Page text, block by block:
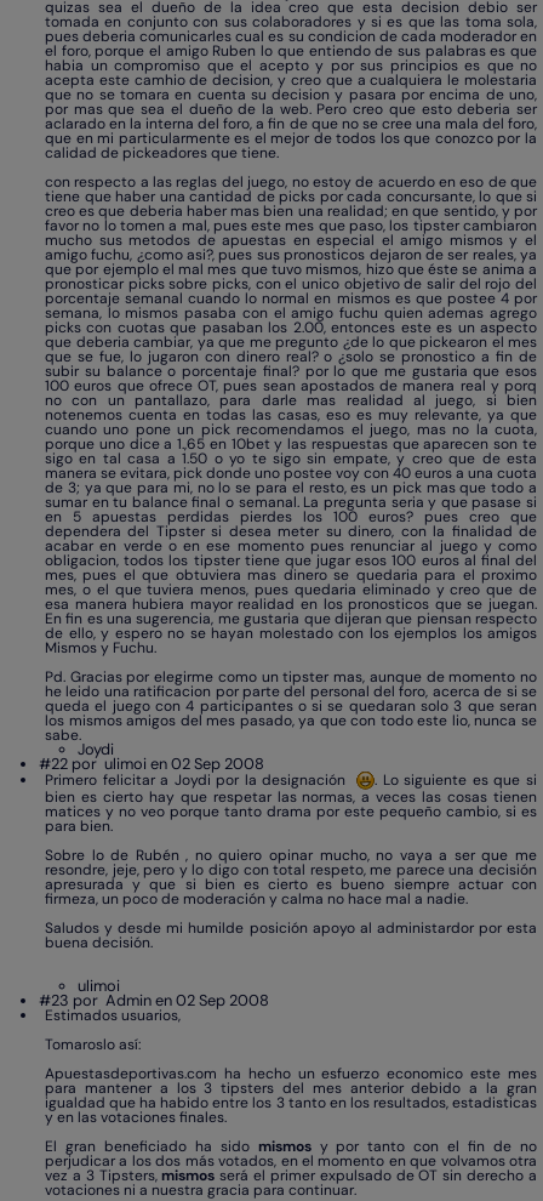
quizas sea el dueño de la idea creo que esta decision debio ser
tomada en conjunto con sus colaboradores y si es que las toma sola,
pues deberia comunicarles cual es su condicion de cada moderador en
el foro, porque el amigo Ruben lo que entiendo de sus palabras es que
habia un compromiso que el acepto y por sus principios es que no
acepta este camhio de decision, y creo que a cualquiera le molestaria
que no se tomara en cuenta su decision y pasara por encima de uno,
por mas que sea el dueño de la web. Pero creo que esto deberia ser
aclarado en la interna del foro, a fin de que no se cree una mala del foro,
que en mi particularmente es el mejor de todos los que conozco por la
calidad de pickeadores que tiene.
con respecto a las reglas del juego, no estoy de acuerdo en eso de que
tiene que haber una cantidad de picks por cada concursante, lo que si
creo es que deberia haber mas bien una realidad; en que sentido, y por
favor no lo tomen a mal, pues este mes que paso, los tipster cambiaron
mucho sus metodos de apuestas en especial el amigo mismos y el
amigo fuchu, ¿como asi?, pues sus pronosticos dejaron de ser reales, ya
que por ejemplo el mal mes que tuvo mismos, hizo que éste se anima a
pronosticar picks sobre picks, con el unico objetivo de salir del rojo del
porcentaje semanal cuando lo normal en mismos es que postee 4 por
semana, lo mismos pasaba con el amigo fuchu quien ademas agrego
picks con cuotas que pasaban los 2.00, entonces este es un aspecto
que deberia cambiar, ya que me pregunto ¿de lo que pickearon el mes
que se fue, lo jugaron con dinero real? o ¿solo se pronostico a fin de
subir su balance o porcentaje final? por lo que me gustaria que esos
100 euros que ofrece OT, pues sean apostados de manera real y porq
no con un pantallazo, para darle mas realidad al juego, si bien
notenemos cuenta en todas las casas, eso es muy relevante, ya que
cuando uno pone un pick recomendamos el juego, mas no la cuota,
porque uno dice a 1.,65 en 10bet y las respuestas que aparecen son te
sigo en tal casa a 1.50 o yo te sigo sin empate, y creo que de esta
manera se evitara, pick donde uno postee voy con 40 euros a una cuota
de 3; ya que para mi, no lo se para el resto, es un pick mas que todo a
sumar en tu balance final o semanal. La pregunta seria y que pasase si
en 5 apuestas perdidas pierdes los 100 euros? pues creo que
dependera del Tipster si desea meter su dinero, con la finalidad de
acabar en verde o en ese momento pues renunciar al juego y como
obligacion, todos los tipster tiene que jugar esos 100 euros al final del
mes, pues el que obtuviera mas dinero se quedaria para el proximo
mes, o el que tuviera menos, pues quedaria eliminado y creo que de
esa manera hubiera mayor realidad en los pronosticos que se juegan.
En fin es una sugerencia, me gustaria que dijeran que piensan respecto
de ello, y espero no se hayan molestado con los ejemplos los amigos
Mismos y Fuchu.
Pd. Gracias por elegirme como un tipster mas, aunque de momento no
he leido una ratificacion por parte del personal del foro, acerca de si se
queda el juego con 4 participantes o si se quedaran solo 3 que seran
los mismos amigos del mes pasado, ya que con todo este lio, nunca se
sabe.
Joydi
#22 por ulimoi en 02 Sep 2008
Primero felicitar a Joydi por la designación
. Lo siguiente es que si
bien es cierto hay que respetar las normas, a veces las cosas tienen
matices y no veo porque tanto drama por este pequeño cambio, si es
para bien.
Sobre lo de Rubén , no quiero opinar mucho, no vaya a ser que me
resondre, jeje, pero y lo digo con total respeto, me parece una decisión
apresurada y que si bien es cierto es bueno siempre actuar con
firmeza, un poco de moderación y calma no hace mal a nadie.
Saludos y desde mi humilde posición apoyo al administardor por esta
buena decisión.
ulimoi
#23 por Admin en 02 Sep 2008
Estimados usuarios,
Tomaroslo así:
Apuestasdeportivas.com ha hecho un esfuerzo economico este mes
para mantener a los 3 tipsters del mes anterior debido a la gran
igualdad que ha habido entre los 3 tanto en los resultados, estadisticas
y en las votaciones finales.
El gran beneficiado ha sido mismosy por tanto con el fin de no
perjudicar a los dos más votados, en el momento en que volvamos otra
vez a 3 Tipsters,mismos será el primer expulsado de OT sin derecho a
votaciones ni a nuestra gracia para continuar.